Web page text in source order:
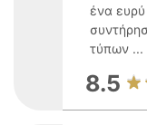
ένα
τύπων ...
8.5